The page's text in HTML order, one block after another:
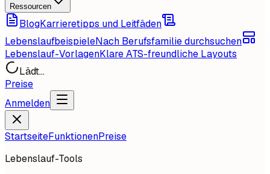
Ressourcen
BlogKarrieretipps und Leitfäden
LebenslaufbeispieleNach Berufsfamilie durchsuchen
Lebenslauf-VorlagenKlare ATS-freundliche Layouts
Lädt...
Preise
Anmelden
StartseiteFunktionenPreise
Lebenslauf-Tools